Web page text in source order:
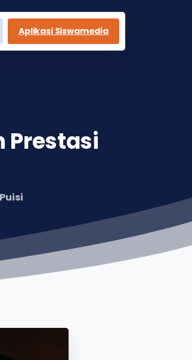
Aplikasi Siswamedia
Prestasi